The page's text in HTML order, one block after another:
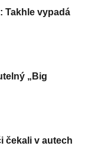
Takhle vypadá
„Big
čekali v autech